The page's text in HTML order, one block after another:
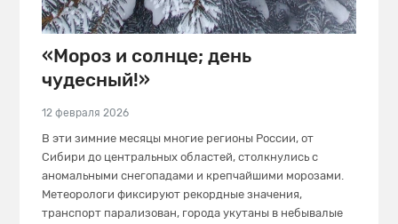
«Мороз и солнце; день
чудесный!»
12 февраля 2026
В эти зимние месяцы многие регионы России, от
Сибири до центральных областей, столкнулись с
аномальными снегопадами и крепчайшими морозами.
Метеорологи фиксируют рекордные значения,
транспорт парализован, города укутаны в небывалые